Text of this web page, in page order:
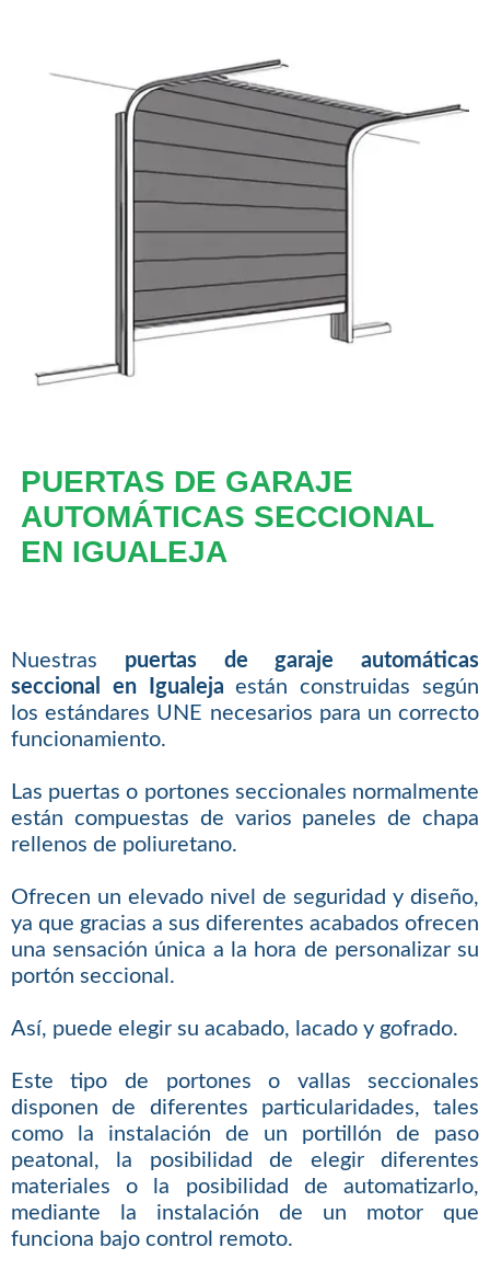
PUERTAS DE GARAJE
AUTOMÁTICAS SECCIONAL
EN IGUALEJA
Nuestras puertas de garaje automáticas
seccional en Igualeja están construidas según
los estándares UNE necesarios para un correcto
funcionamiento.
Las puertas o portones seccionales normalmente
están compuestas de varios paneles de chapa
rellenos de poliuretano.
Ofrecen un elevado nivel de seguridad y diseño,
ya que gracias a sus diferentes acabados ofrecen
una sensación única a la hora de personalizar su
portón seccional.
Así, puede elegir su acabado, lacado y gofrado.
Este tipo de portones o vallas seccionales
disponen de diferentes particularidades, tales
como la instalación de un portillón de paso
peatonal, la posibilidad de elegir diferentes
materiales o la posibilidad de automatizarlo,
mediante la instalación de un motor que
funciona bajo control remoto.